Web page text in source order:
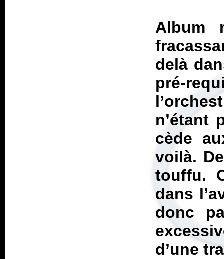
Album
delà
pré-
n’étant
cède
voilà.
touffu.
dans
donc
d’une